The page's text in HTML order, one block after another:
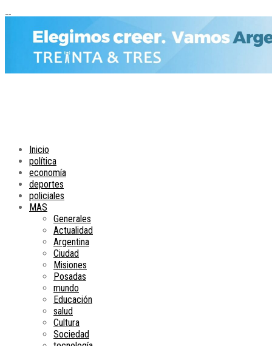
Inicio
política
economía
deportes
policiales
MAS
Generales
Actualidad
Argentina
Ciudad
Misiones
Posadas
mundo
Educación
salud
Cultura
Sociedad